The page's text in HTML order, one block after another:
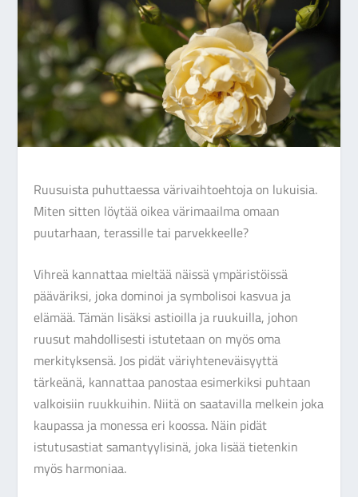
Ruusuista puhuttaessa värivaihtoehtoja on lukuisia.
Miten sitten löytää oikea värimaailma omaan
puutarhaan, terassille tai parvekkeelle?
Vihreä kannattaa mieltää näissä ympäristöissä
pääväriksi, joka dominoi ja symbolisoi kasvua ja
elämää. Tämän lisäksi astioilla ja ruukuilla, johon
ruusut mahdollisesti istutetaan on myös oma
merkityksensä. Jos pidät väriyhteneväisyyttä
tärkeänä, kannattaa panostaa esimerkiksi puhtaan
valkoisiin ruukkuihin. Niitä on saatavilla melkein joka
kaupassa ja monessa eri koossa. Näin pidät
istutusastiat samantyylisinä, joka lisää tietenkin
myös harmoniaa.